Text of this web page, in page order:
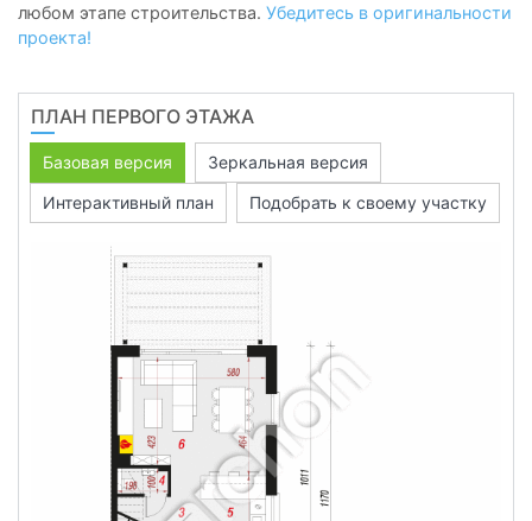
любом этапе строительства. Убедитесь в оригинальности
проекта!
ПЛАН ПЕРВОГО ЭТАЖА
Базовая версия
Зеркальная версия
Интерактивный план
Подобрать к своему участку